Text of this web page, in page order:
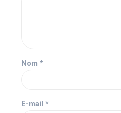
Nom *
E-mail *